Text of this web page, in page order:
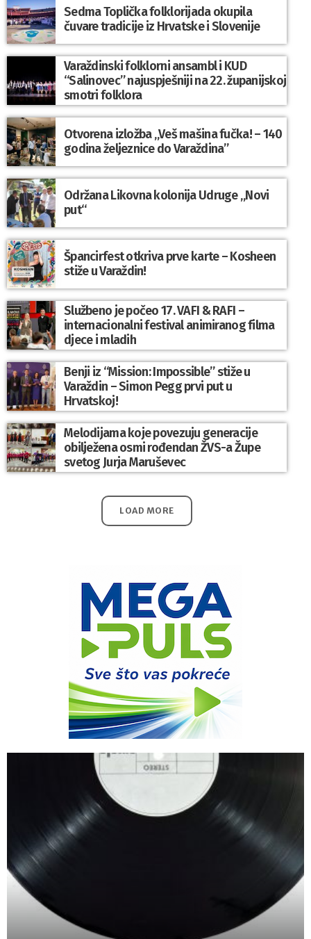
Sedma Toplička folklorijada okupila
čuvare tradicije iz Hrvatske i Slovenije
Varaždinski folklorni ansambl i KUD
“Salinovec” najuspješniji na 22. županijskoj
smotri folklora
Otvorena izložba „Veš mašina fučka! – 140
godina željeznice do Varaždina”
Održana Likovna kolonija Udruge „Novi
put“
Špancirfest otkriva prve karte – Kosheen
stiže u Varaždin!
Službeno je počeo 17. VAFI & RAFI –
internacionalni festival animiranog filma
djece i mladih
Benji iz “Mission: Impossible” stiže u
Varaždin – Simon Pegg prvi put u
Hrvatskoj!
Melodijama koje povezuju generacije
obilježena osmi rođendan ŽVS-a Župe
svetog Jurja Maruševec
LOAD MORE